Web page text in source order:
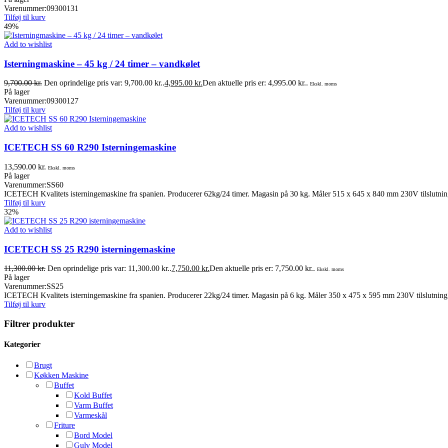
Varenummer:09300131
Tilføj til kurv
49%
Add to wishlist
Isterningmaskine – 45 kg / 24 timer – vandkølet
9,700.00kr. Den oprindelige pris var: 9,700.00 kr..4,995.00 kr.Den aktuelle pris er: 4,995.00 kr.. Ekskl. moms
På lager
Varenummer:09300127
Tilføj til kurv
Add to wishlist
ICETECH SS 60 R290 Isterningemaskine
13,590.00 kr. Ekskl. moms
På lager
Varenummer:SS60
ICETECH Kvalitets isterningemaskine fra spanien. Producerer 62kg/24 timer. Magasin på 30 kg. Måler 515 x 645 x 840 mm 230V
Tilføj til kurv
32%
Add to wishlist
ICETECH SS 25 R290 isterningemaskine
11,300.00kr. Den oprindelige pris var: 11,300.00 kr..7,750.00 kr.Den aktuelle pris er: 7,750.00 kr.. Ekskl. moms
På lager
Varenummer:SS25
ICETECH Kvalitets isterningemaskine fra spanien. Producerer 22kg/24 timer. Magasin på 6 kg. Måler 350 x 475 x 595 mm 230V tilslutning
Tilføj til kurv
Filtrer produkter
Kategorier
Brugt
Køkken Maskine
Buffet
Kold Buffet
Varm Buffet
Varmeskål
Friture
Bord Model
Gulv Model